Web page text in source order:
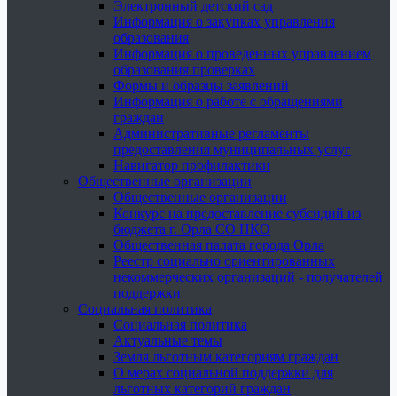
Электронный детский сад
Информация о закупках управления
образования
Информация о проведенных управлением
образования проверках
Формы и образцы заявлений
Информация о работе с обращениями
граждан
Административные регламенты
предоставления муниципальных услуг
Навигатор профилактики
Общественные организации
Общественные организации
Конкурс на предоставление субсидий из
бюджета г. Орла СО НКО
Общественная палата города Орла
Реестр социально ориентированных
некоммерческих организаций - получателей
поддержки
Социальная политика
Социальная политика
Актуальные темы
Земля льготным категориям граждан
О мерах социальной поддержки для
льготных категорий граждан